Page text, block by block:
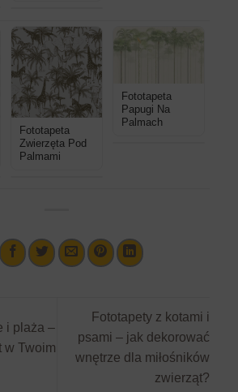
Fototapeta
Zwierzęta Pod
Palmami
Fototapeta
Papugi Na
Palmach
i plaża –
w Twoim
Fototapety z kotami i
psami – jak dekorować
wnętrze dla miłośników
zwierząt?